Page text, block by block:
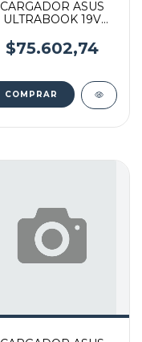
CARGADOR ASUS
ULTRABOOK 19V
MM
$75.602,74